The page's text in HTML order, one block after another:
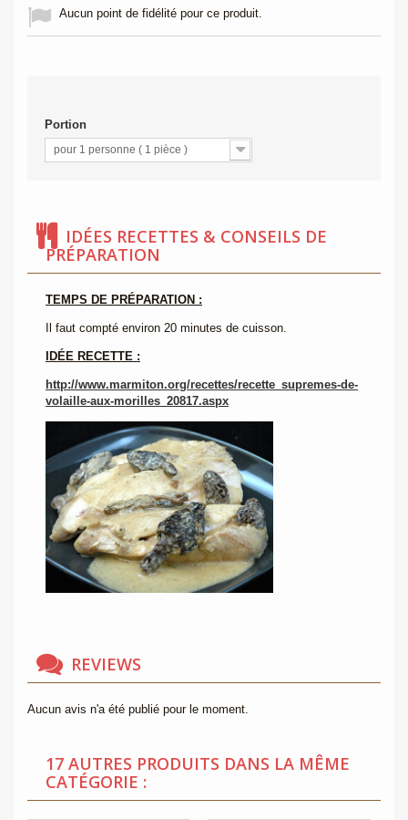
Aucun point de fidélité pour ce produit.
Portion
pour 1 personne ( 1 pièce )
IDÉES RECETTES & CONSEILS DE
PRÉPARATION
TEMPS DE PRÉPARATION :
Il faut compté environ 20 minutes de cuisson.
IDÉE RECETTE :
http://www.marmiton.org/recettes/recette_supremes-de-
volaille-aux-morilles_20817.aspx
REVIEWS
Aucun avis n'a été publié pour le moment.
17 AUTRES PRODUITS DANS LA MÊME
CATÉGORIE :